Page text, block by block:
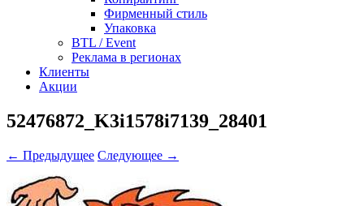
Фирменный стиль
Упаковка
BTL / Event
Реклама в регионах
Клиенты
Акции
52476872_K3i1578i7139_28401
← Предыдущее Следующее →